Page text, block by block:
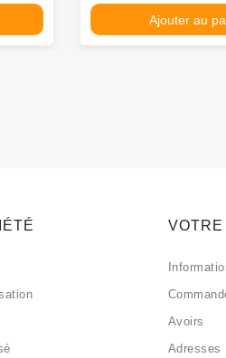
Ajouter au
VOTRE
Avoirs
Adresses